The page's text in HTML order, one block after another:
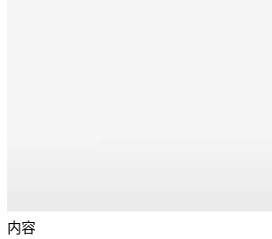
内容